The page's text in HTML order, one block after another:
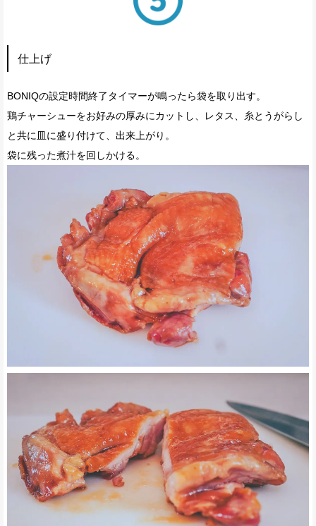
仕上げ
BONIQの設定時間終了タイマーが鳴ったら袋を取り出す。
鶏チャーシューをお好みの厚みにカットし、レタス、糸とうがらし
と共に皿に盛り付けて、出来上がり。
袋に残った煮汁を回しかける。